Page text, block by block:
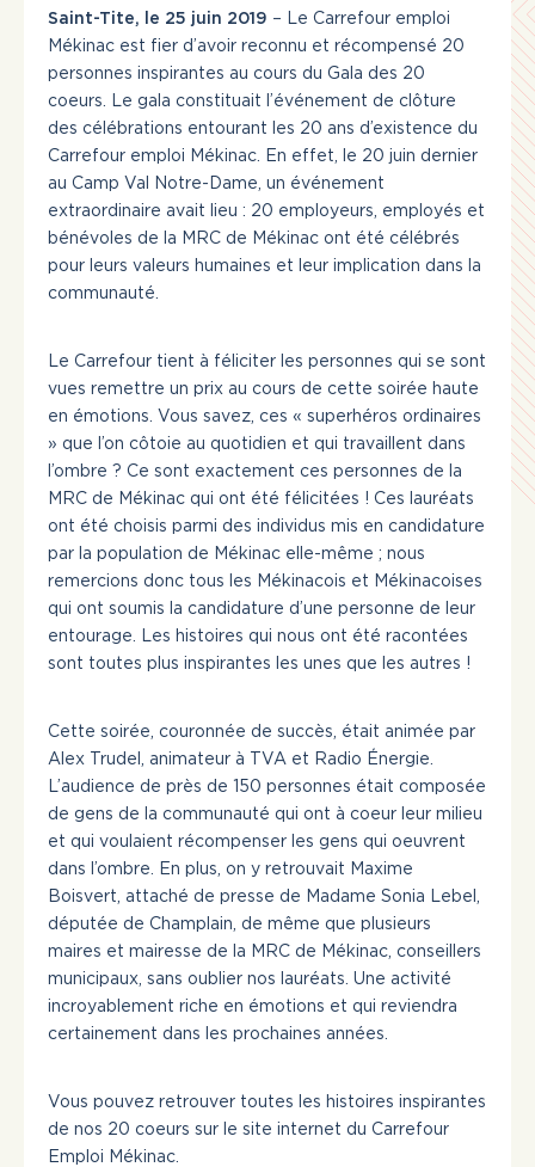
Actualités
Liens utiles
Nous joindre
CONNEXION
418 365-7070
Saint-Tite, le 25 juin 2019 – Le Carrefour emploi
Mékinac est fier d’avoir reconnu et récompensé 20
personnes inspirantes au cours du Gala des 20
coeurs. Le gala constituait l’événement de clôture
des célébrations entourant les 20 ans d’existence du
Carrefour emploi Mékinac. En effet, le 20 juin dernier
au Camp Val Notre-Dame, un événement
extraordinaire avait lieu : 20 employeurs, employés et
bénévoles de la MRC de Mékinac ont été célébrés
pour leurs valeurs humaines et leur implication dans la
communauté.
Le Carrefour tient à féliciter les personnes qui se sont
vues remettre un prix au cours de cette soirée haute
en émotions. Vous savez, ces « superhéros ordinaires
» que l’on côtoie au quotidien et qui travaillent dans
l’ombre ? Ce sont exactement ces personnes de la
MRC de Mékinac qui ont été félicitées ! Ces lauréats
ont été choisis parmi des individus mis en candidature
par la population de Mékinac elle-même ; nous
remercions donc tous les Mékinacois et Mékinacoises
qui ont soumis la candidature d’une personne de leur
entourage. Les histoires qui nous ont été racontées
sont toutes plus inspirantes les unes que les autres !
Cette soirée, couronnée de succès, était animée par
Alex Trudel, animateur à TVA et Radio Énergie.
L’audience de près de 150 personnes était composée
de gens de la communauté qui ont à coeur leur milieu
et qui voulaient récompenser les gens qui oeuvrent
dans l’ombre. En plus, on y retrouvait Maxime
Boisvert, attaché de presse de Madame Sonia Lebel,
députée de Champlain, de même que plusieurs
maires et mairesse de la MRC de Mékinac, conseillers
municipaux, sans oublier nos lauréats. Une activité
incroyablement riche en émotions et qui reviendra
certainement dans les prochaines années.
Vous pouvez retrouver toutes les histoires inspirantes
de nos 20 coeurs sur le site internet du Carrefour
Emploi Mékinac.